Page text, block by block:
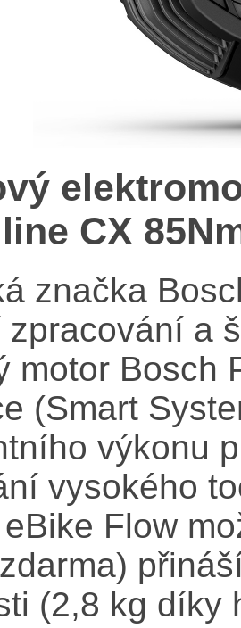
line CX
značka
zpracování a
motor Bosch
(Smart
výkonu
vysokého
Flow
(2,8 kg díky